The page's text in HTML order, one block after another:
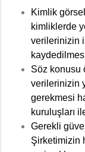
Kimlik
kimliklerde
verilerinizin
Söz konusu
verilerinizin
gerekmesi
kuruluşları
Gerekli
Şirketimizin